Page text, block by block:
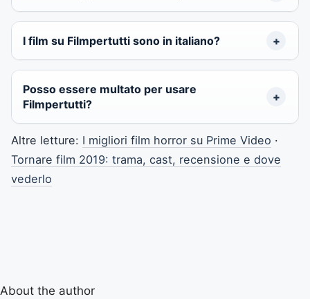
I film su Filmpertutti sono in italiano?
Posso essere multato per usare
Filmpertutti?
Altre letture: I migliori film horror su Prime Video ·
Tornare film 2019: trama, cast, recensione e dove
vederlo
About the author